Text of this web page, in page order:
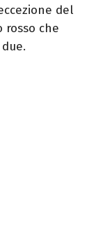
del
che